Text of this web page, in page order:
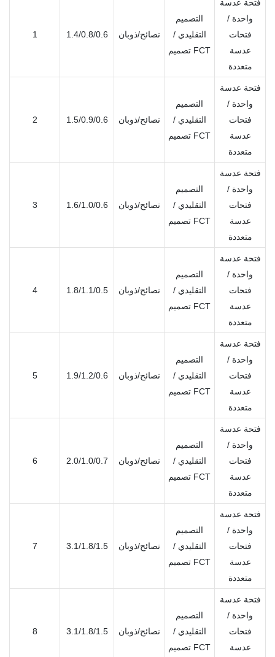
1 1.4/0.8/0.6 نصائح/ذوبان
التصميم
التقليدي /
تصميم FCT
فتحة عدسة
واحدة /
فتحات
عدسة
متعددة
2 1.5/0.9/0.6 نصائح/ذوبان
التصميم
التقليدي /
تصميم FCT
فتحة عدسة
واحدة /
فتحات
عدسة
متعددة
3 1.6/1.0/0.6 نصائح/ذوبان
التصميم
التقليدي /
تصميم FCT
فتحة عدسة
واحدة /
فتحات
عدسة
متعددة
4 1.8/1.1/0.5 نصائح/ذوبان
التصميم
التقليدي /
تصميم FCT
فتحة عدسة
واحدة /
فتحات
عدسة
متعددة
5 1.9/1.2/0.6 نصائح/ذوبان
التصميم
التقليدي /
تصميم FCT
فتحة عدسة
واحدة /
فتحات
عدسة
متعددة
6 2.0/1.0/0.7 نصائح/ذوبان
التصميم
التقليدي /
تصميم FCT
فتحة عدسة
واحدة /
فتحات
عدسة
متعددة
7 3.1/1.8/1.5 نصائح/ذوبان
التصميم
التقليدي /
تصميم FCT
فتحة عدسة
واحدة /
فتحات
عدسة
متعددة
8 3.1/1.8/1.5 نصائح/ذوبان
التصميم
التقليدي /
تصميم FCT
فتحة عدسة
واحدة /
فتحات
عدسة